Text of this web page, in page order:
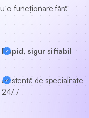
o funcționare fără
Rapid, sigurșifiabil
Asistență de specialitate
24/7